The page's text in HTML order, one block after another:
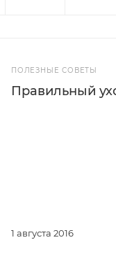
ПОЛЕЗНЫЕ СОВЕТЫ
1 августа 2016
Правильный